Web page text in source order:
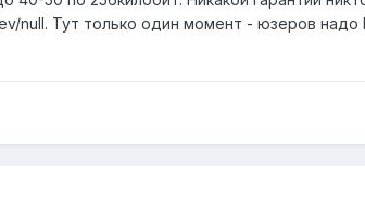
null. Тут только один момент - юзеров